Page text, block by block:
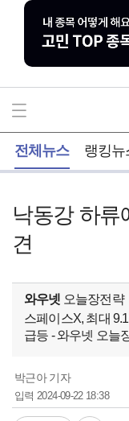
전체뉴스 랭킹뉴
낙동강 하류
견
와우넷 오늘장전략
스페이스X, 최대
급등 - 와우넷 오늘
박근아 기자
입력2024-09-22 18:38